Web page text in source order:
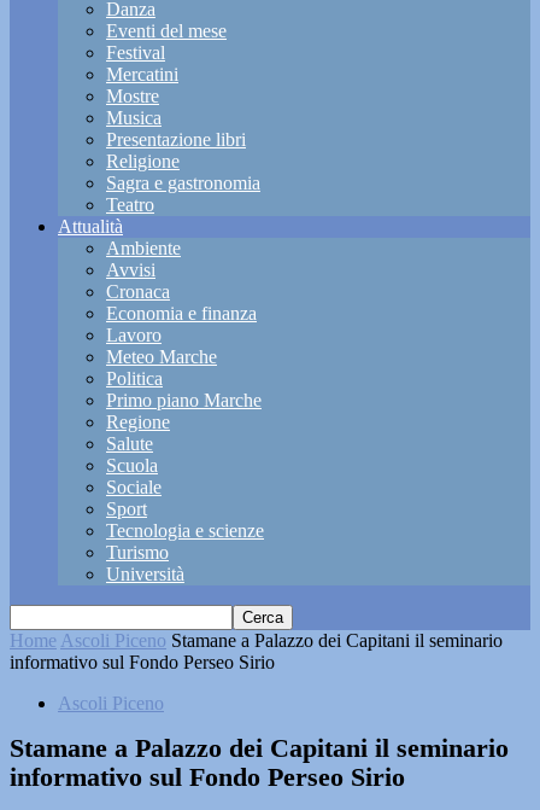
Danza
Eventi del mese
Festival
Mercatini
Mostre
Musica
Presentazione libri
Religione
Sagra e gastronomia
Teatro
Attualità
Ambiente
Avvisi
Cronaca
Economia e finanza
Lavoro
Meteo Marche
Politica
Primo piano Marche
Regione
Salute
Scuola
Sociale
Sport
Tecnologia e scienze
Turismo
Università
Home Ascoli Piceno Stamane a Palazzo dei Capitani il seminario
informativo sul Fondo Perseo Sirio
Ascoli Piceno
Stamane a Palazzo dei Capitani il seminario
informativo sul Fondo Perseo Sirio